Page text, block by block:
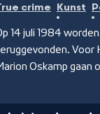
crime Kunst
14 juli 1984
Voor
Oskamp gaan